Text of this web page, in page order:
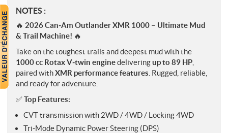
N
o
t
s
NOTES :
🔥 2026 Can‑Am Outlander XMR 1000 – Ultimate Mud
& Trail Machine! 🔥
Take on the toughest trails and deepest mud with the
1000 cc Rotax V‑twin enginedeliveringup to 89 HP
paired withXMR performance features . Rugged, reliable,
and ready for adventure.
✅Top Features:
CVT transmission with 2WD / 4WD / Locking 4WD
Tri‑Mode Dynamic Power Steering (DPS)